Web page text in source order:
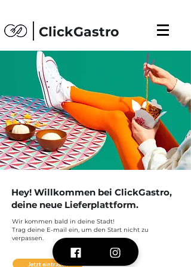
ClickGastro
Hey! Willkommen bei ClickGastro,
deine neue Lieferplattform.
Wir kommen bald in deine Stadt!
Trag deine E-mail ein, um den Start nicht zu
verpassen.
Jetzt eintragen